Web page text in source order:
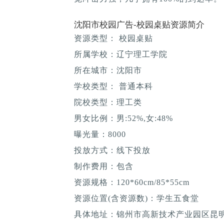
沈阳市校园广告-校园桌贴资源简介
资源类型： 校园桌贴
所属学校：辽宁理工学院
所在城市：沈阳市
学校类型： 普通本科
院校类型：理工类
男女比例：男:52%,女:48%
曝光量：8000
投放方式：线下投放
制作费用：包含
资源规格：120*60cm/85*55cm
资源位置(含资源数)：学生五食堂
具体地址：锦州市高新技术产业园区昆